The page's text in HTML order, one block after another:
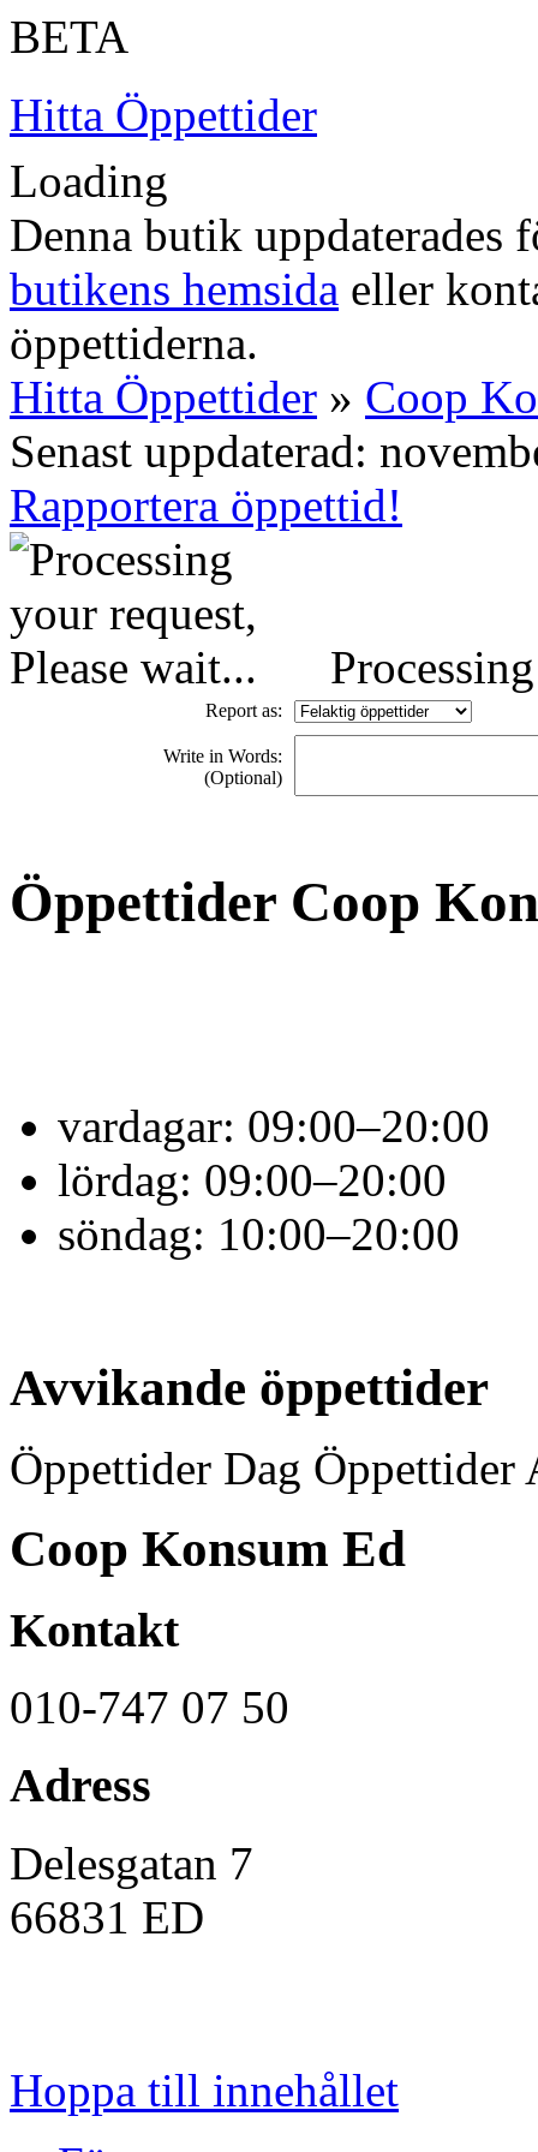
BETA
Hitta Öppettider
Loading
Denna butik uppdaterades
butikens hemsida eller
öppettiderna.
Hitta Öppettider » Coop
Senast uppdaterad:
Rapportera öppettid!
Report as:
Write in Words:
(Optional)
Öppettider Coop
vardagar: 09:00–20:00
lördag: 09:00–20:00
söndag: 10:00–20:00
Avvikande öppettider
Öppettider Dag
Coop Konsum Ed
Kontakt
010-747 07 50
Adress
Delesgatan 7
66831 ED
Hoppa till innehållet